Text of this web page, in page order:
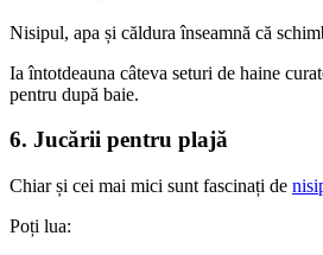
Nisipul, apa și căldura înseamnă că
Ia întotdeauna câteva seturi de haine
pentru după baie.
6. Jucării pentru plajă
Chiar și cei mai mici sunt fascinați de
Poți lua: